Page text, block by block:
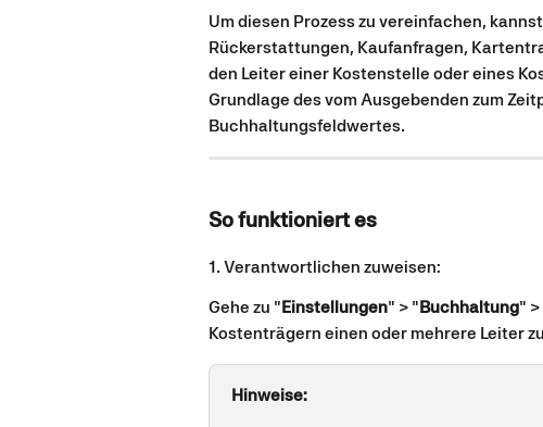
Um diesen Prozess zu vereinfachen,
Rückerstattungen, Kaufanfragen,
den Leiter einer Kostenstelle oder eines
Grundlage des vom Ausgebenden zum
Buchhaltungsfeldwertes.
So funktioniert es
1. Verantwortlichen zuweisen:
Gehe zu "Einstellungen" > "Buchhaltung" >
Kostenträgern einen oder mehrere Leiter
Hinweise: